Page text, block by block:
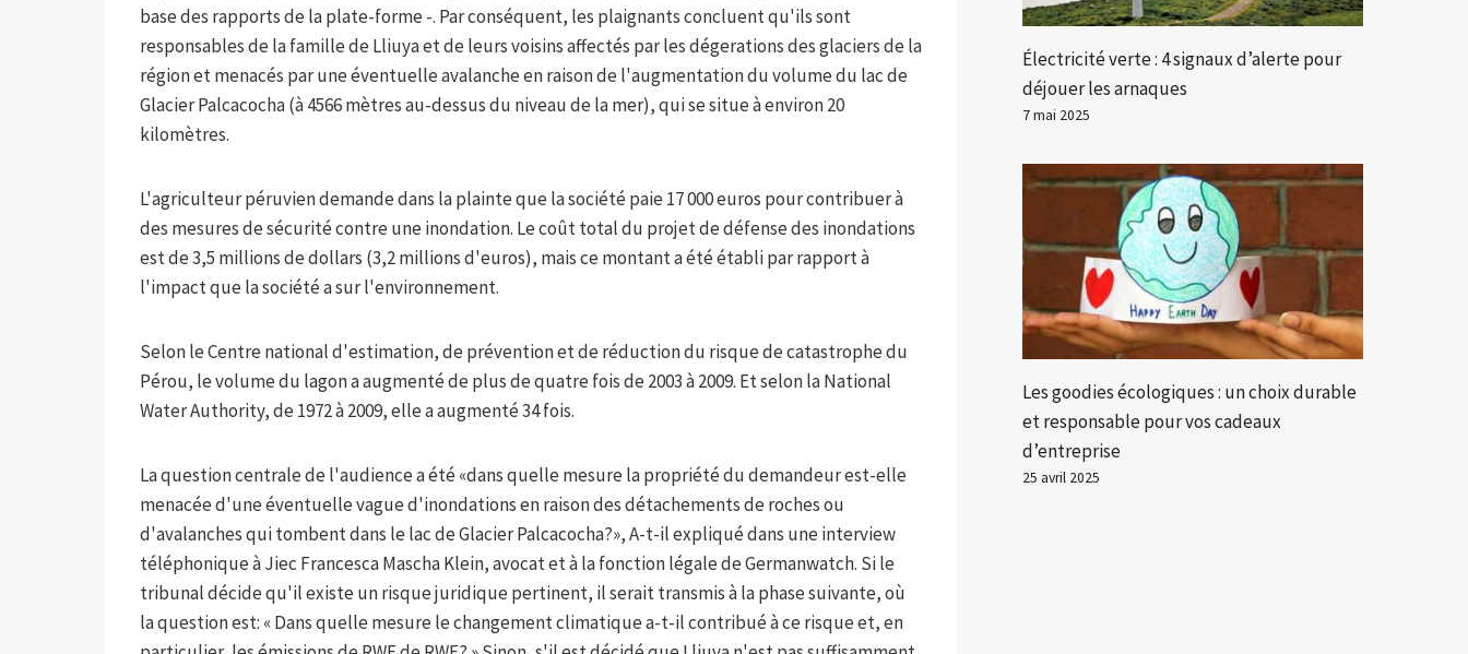
base des rapports de la plate-forme -. Par conséquent, les plaignants concluent qu'ils sont
responsables de la famille de Lliuya et de leurs voisins affectés par les dégerations des glaciers de la
région et menacés par une éventuelle avalanche en raison de l'augmentation du volume du lac de
Glacier Palcacocha (à 4566 mètres au-dessus du niveau de la mer), qui se situe à environ 20
kilomètres.
L'agriculteur péruvien demande dans la plainte que la société paie 17 000 euros pour contribuer à
des mesures de sécurité contre une inondation. Le coût total du projet de défense des inondations
est de 3,5 millions de dollars (3,2 millions d'euros), mais ce montant a été établi par rapport à
l'impact que la société a sur l'environnement.
Selon le Centre national d'estimation, de prévention et de réduction du risque de catastrophe du
Pérou, le volume du lagon a augmenté de plus de quatre fois de 2003 à 2009. Et selon la National
Water Authority, de 1972 à 2009, elle a augmenté 34 fois.
La question centrale de l'audience a été «dans quelle mesure la propriété du demandeur est-elle
menacée d'une éventuelle vague d'inondations en raison des détachements de roches ou
d'avalanches qui tombent dans le lac de Glacier Palcacocha?», A-t-il expliqué dans une interview
téléphonique à Jiec Francesca Mascha Klein, avocat et à la fonction légale de Germanwatch. Si le
tribunal décide qu'il existe un risque juridique pertinent, il serait transmis à la phase suivante, où
la question est: « Dans quelle mesure le changement climatique a-t-il contribué à ce risque et, en
Électricité verte : 4 signaux d’alerte pour
déjouer les arnaques
7 mai 2025
Les goodies écologiques : un choix durable
et responsable pour vos cadeaux
d’entreprise
25 avril 2025